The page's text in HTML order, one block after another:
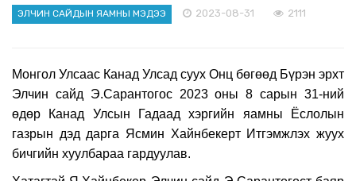
ЭЛЧИН САЙДЫН ЯАМНЫ МЭДЭЭ 2023-08-31 2111
Монгол Улсаас Канад Улсад суух Онц бөгөөд Бүрэн эрхт
Элчин сайд Э.Сарантогос 2023 оны 8 сарын 31-ний
өдөр Канад Улсын Гадаад хэргийн яамны Ёслолын
газрын дэд дарга Ясмин Хайнбекерт Итгэмжлэх жуух
бичгийн хуулбараа гардуулав.